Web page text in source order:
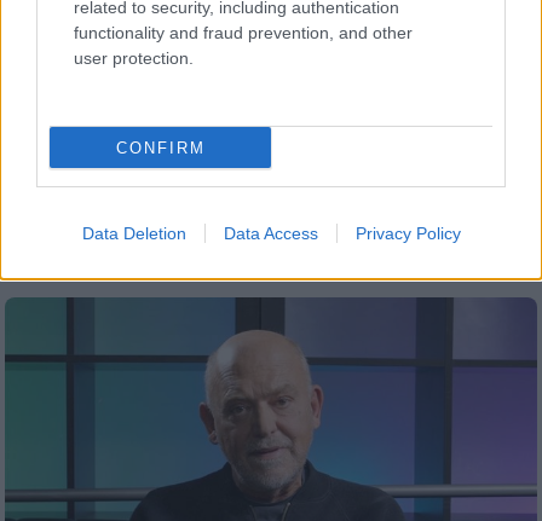
related to security, including authentication
functionality and fraud prevention, and other
user protection.
CONFIRM
Data Deletion Data Access Privacy Policy
31.03.2025 04:00
Viral έγινε η ζαχαροπλάστισσα, Ειρήνη
φτιάχνει